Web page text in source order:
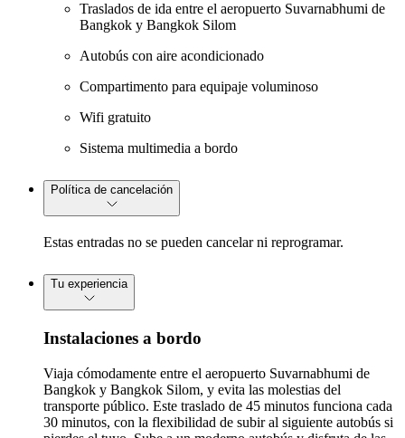
Traslados de ida entre el aeropuerto Suvarnabhumi de
Bangkok y Bangkok Silom
Autobús con aire acondicionado
Compartimento para equipaje voluminoso
Wifi gratuito
Sistema multimedia a bordo
Política de cancelación
Estas entradas no se pueden cancelar ni reprogramar.
Tu experiencia
Instalaciones a bordo
Viaja cómodamente entre el aeropuerto Suvarnabhumi de
Bangkok y Bangkok Silom, y evita las molestias del
transporte público. Este traslado de 45 minutos funciona cada
30 minutos, con la flexibilidad de subir al siguiente autobús si